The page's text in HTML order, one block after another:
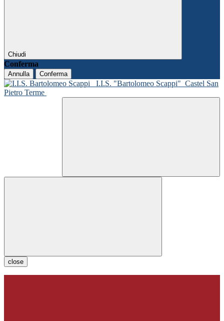
Chiudi
Conferma
Annulla Conferma
I.I.S. "Bartolomeo Scappi" Castel San
Pietro Terme
close